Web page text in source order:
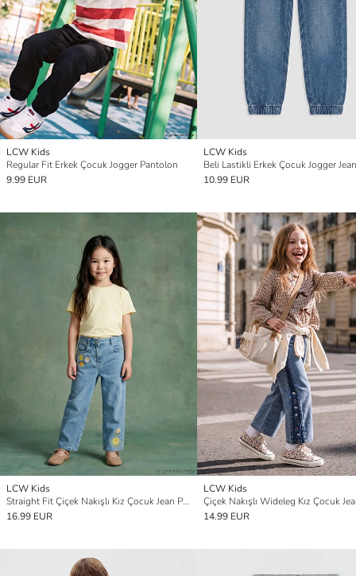
LCW Kids
Regular Fit Erkek Çocuk Jogger Pantolon
9.99 EUR
LCW Kids
10.99 EUR
LCW Kids
Straight Fit Çiçek Nakışlı Kız Çocuk Jean Pantolon
16.99 EUR
LCW Kids
14.99 EUR